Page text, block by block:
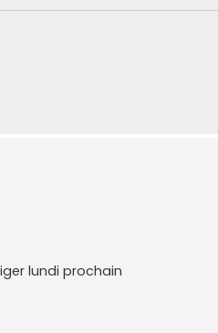
lundi prochain